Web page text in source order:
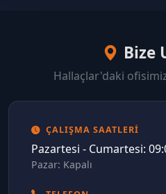
Bize
Hallaçlar'daki
ÇALIŞMA SAATLERI
Pazartesi - Cumartesi:
Pazar: Kapalı